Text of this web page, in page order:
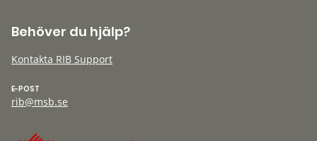
Behöver du hjälp?
Kontakta RIB Support
E-POST
rib@msb.se